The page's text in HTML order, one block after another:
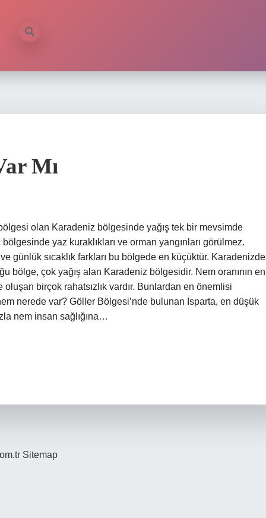
Mı
olan Karadeniz bölgesinde yağış tek bir mevsimde
yaz kuraklıkları ve orman yangınları görülmez.
günlük sıcaklık farkları bu bölgede en küçüktür. Karadenizde
bölge, çok yağış alan Karadeniz bölgesidir. Nem oranının en
birçok rahatsızlık vardır. Bunlardan en önemlisi
nerede var? Göller Bölgesi’nde bulunan Isparta, en düşük
nem insan sağlığına…
Sitemap